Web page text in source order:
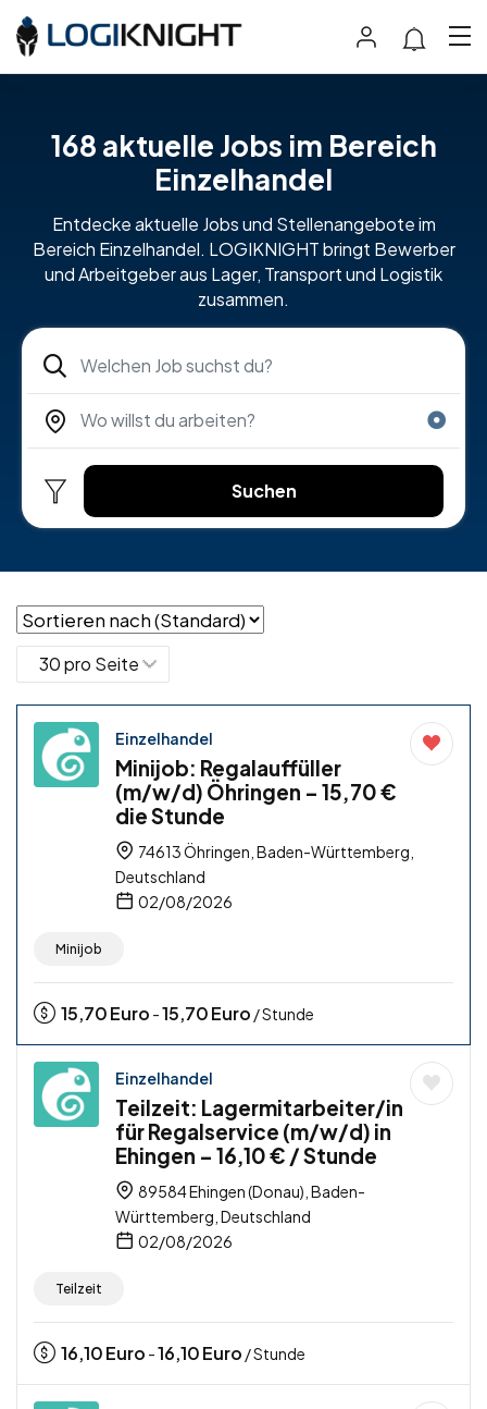
168 aktuelle Jobs im Bereich
Einzelhandel
Entdecke aktuelle Jobs und Stellenangebote im
Bereich Einzelhandel. LOGIKNIGHT bringt Bewerber
und Arbeitgeber aus Lager, Transport und Logistik
zusammen.
Suchen
Einzelhandel
Minijob: Regalauffüller
(m/w/d) Öhringen – 15,70 €
die Stunde
74613 Öhringen, Baden-Württemberg,
Deutschland
02/08/2026
Minijob
15,70Euro -15,70Euro / Stunde
Einzelhandel
Teilzeit: Lagermitarbeiter/in
für Regalservice (m/w/d) in
Ehingen – 16,10 € / Stunde
89584 Ehingen (Donau), Baden-
Württemberg, Deutschland
02/08/2026
Teilzeit
16,10Euro -16,10Euro / Stunde